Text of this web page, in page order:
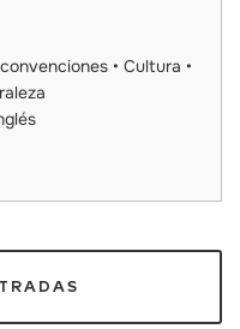
• Cultura •